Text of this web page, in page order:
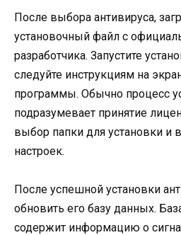
После выбора антивируса,
установочный файл с
разработчика. Запустите
следуйте инструкциям на
программы. Обычно процесс
подразумевает принятие
выбор папки для установки и
настроек.
После успешной установки
обновить его базу данных.
содержит информацию о